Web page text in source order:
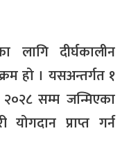
लागि दीर्घकालीन
हो । यसअन्तर्गत १
सम्म जन्मिएका
प्राप्त गर्न